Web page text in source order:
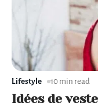
Idées de
Lifestyle 10 min read